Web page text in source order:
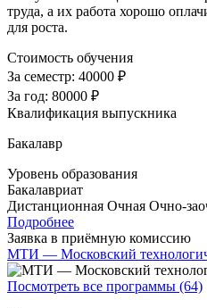
труда, а их работа хорошо
для роста.
Стоимость обучения
За семестр: 40000 ₽
За год: 80000 ₽
Квалификация выпускника
Бакалавр
Уровень образования
Бакалавриат
Дистанционная Очная Очно-
Подробнее
Заявка в приёмную комиссию
МТИ — Московский
Посмотреть все программы (64)